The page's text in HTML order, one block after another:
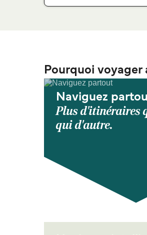
Pourquoi voyager
Naviguez
Plus d'itinéraires
qui d'autre.